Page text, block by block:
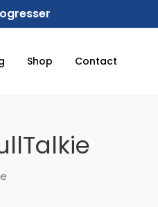
Shop Contact